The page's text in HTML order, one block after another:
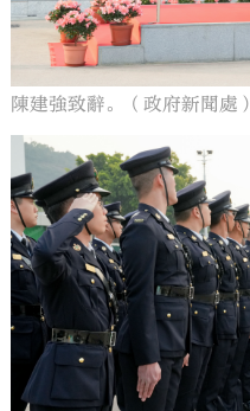
陳建強致辭。（政府新聞處）